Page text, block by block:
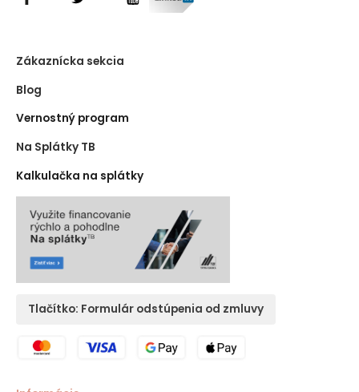
Zákaznícka sekcia
Blog
Vernostný program
Na Splátky TB
Kalkulačka na splátky
Tlačítko: Formulár odstúpenia od zmluvy